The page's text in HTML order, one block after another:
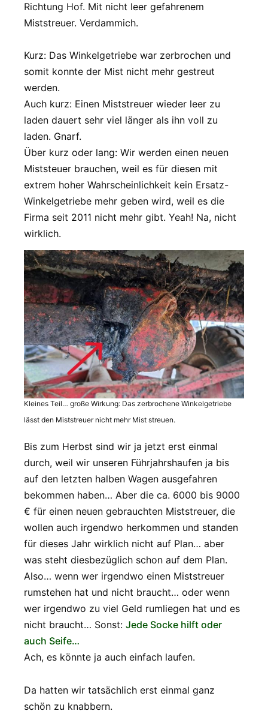
Richtung Hof. Mit nicht leer gefahrenem
Miststreuer. Verdammich.
Kurz: Das Winkelgetriebe war zerbrochen und
somit konnte der Mist nicht mehr gestreut
werden.
Auch kurz: Einen Miststreuer wieder leer zu
laden dauert sehr viel länger als ihn voll zu
laden. Gnarf.
Über kurz oder lang: Wir werden einen neuen
Miststeuer brauchen, weil es für diesen mit
extrem hoher Wahrscheinlichkeit kein Ersatz-
Winkelgetriebe mehr geben wird, weil es die
Firma seit 2011 nicht mehr gibt. Yeah! Na, nicht
wirklich.
Kleines Teil… große Wirkung: Das zerbrochene Winkelgetriebe
lässt den Miststreuer nicht mehr Mist streuen.
Bis zum Herbst sind wir ja jetzt erst einmal
durch, weil wir unseren Führjahrshaufen ja bis
auf den letzten halben Wagen ausgefahren
bekommen haben… Aber die ca. 6000 bis 9000
€ für einen neuen gebrauchten Miststreuer, die
wollen auch irgendwo herkommen und standen
für dieses Jahr wirklich nicht auf Plan… aber
was steht diesbezüglich schon auf dem Plan.
Also… wenn wer irgendwo einen Miststreuer
rumstehen hat und nicht braucht… oder wenn
wer irgendwo zu viel Geld rumliegen hat und es
nicht braucht… Sonst: Jede Socke hilft oder
auch Seife…
Ach, es könnte ja auch einfach laufen.
Da hatten wir tatsächlich erst einmal ganz
schön zu knabbern.